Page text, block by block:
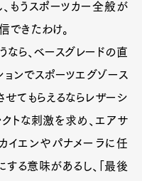
もうスポーツカー全般が
できたわけ。
ら、ベースグレードの直
ンでスポーツエグゾース
せてもらえるならレザーシ
クトな刺激を求め、エアサ
イエンやパナメーラに任
る意味があるし、「最後